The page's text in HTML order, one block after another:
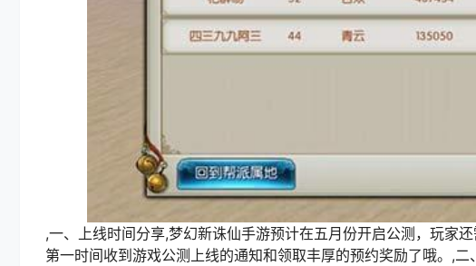
,一、上线时间分享,梦幻新诛仙手游预计在五月份开启公测，玩家
第一时间收到游戏公测上线的通知和领取丰厚的预约奖励了哦。,